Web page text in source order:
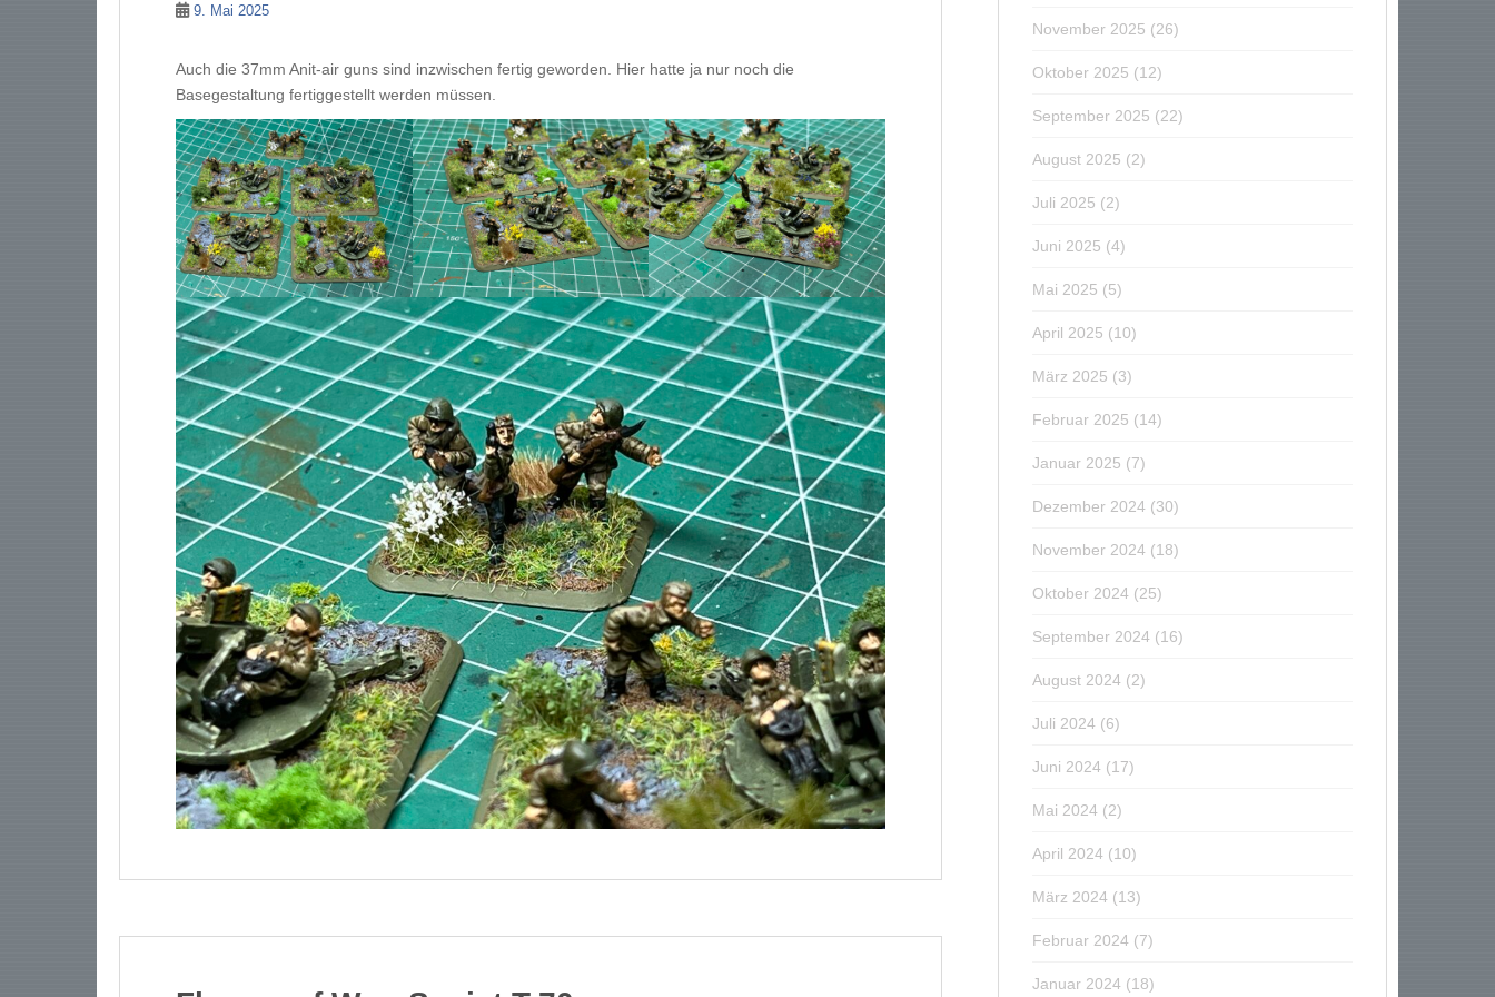
9. Mai 2025
Auch die 37mm Anit-air guns sind inzwischen fertig geworden. Hier hatte ja nur noch die
Basegestaltung fertiggestellt werden müssen.
November 2025 (26)
Oktober 2025 (12)
September 2025 (22)
August 2025 (2)
Juli 2025 (2)
Juni 2025 (4)
Mai 2025 (5)
April 2025 (10)
März 2025 (3)
Februar 2025 (14)
Januar 2025 (7)
Dezember 2024 (30)
November 2024 (18)
Oktober 2024 (25)
September 2024 (16)
August 2024 (2)
Juli 2024 (6)
Juni 2024 (17)
Mai 2024 (2)
April 2024 (10)
März 2024 (13)
Februar 2024 (7)
Januar 2024 (18)